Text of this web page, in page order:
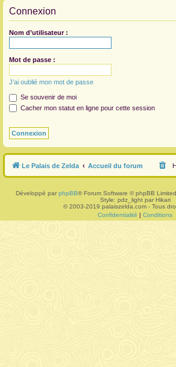
Connexion
Nom d’utilisateur :
Mot de passe :
J’ai oublié mon mot de passe
Se souvenir de moi
Cacher mon statut en ligne pour cette session
Le Palais de Zelda Accueil du forum
Développé par phpBB® Forum Software © phpBB
Style: pdz_light par Hikari
© 2003-2019 palaiszelda.com - Tous
Confidentialité | Conditions